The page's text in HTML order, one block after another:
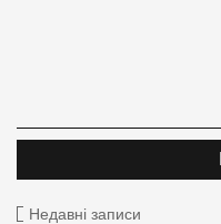
Недавні записи